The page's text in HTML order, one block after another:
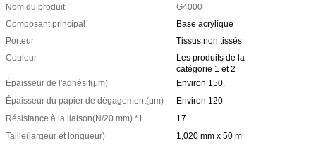
Nom du produit
G4000
Composant principal
Base acrylique
Porteur
Tissus non tissés
Couleur
Les produits de la
catégorie 1 et 2
Épaisseur de l'adhésif(μm)
Environ 150.
Épaisseur du papier de dégagement(μm)
Environ 120
Résistance à la liaison(N/20 mm) *1
17
Taille(largeur et longueur)
1,020 mm x 50 m